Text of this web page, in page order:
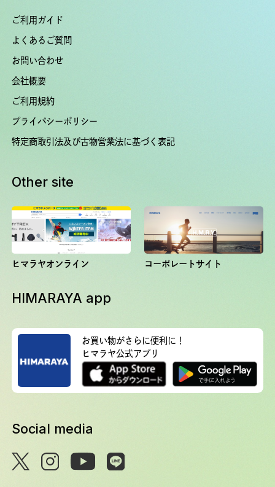
ご利用ガイド
よくあるご質問
お問い合わせ
会社概要
ご利用規約
プライバシーポリシー
特定商取引法及び古物営業法に基づく表記
Other site
ヒマラヤオンライン コーポレートサイト
HIMARAYA app
お買い物がさらに便利に！
ヒマラヤ公式アプリ
Social media